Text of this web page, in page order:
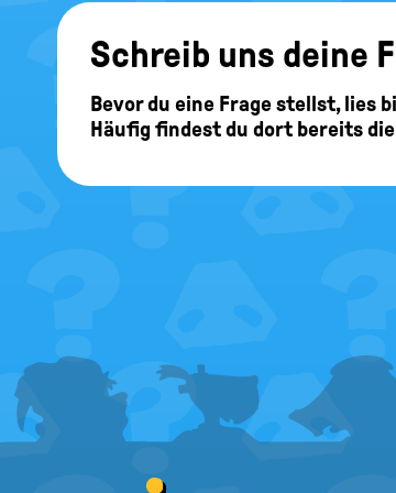
Schreib uns deine
Bevor du eine Frage stellst, lies
Häufig findest du dort bereits
FOOTER